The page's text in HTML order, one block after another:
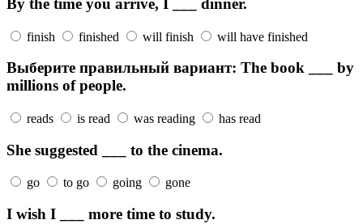
By the time you arrive, I ___ dinner.
finish finished will finish will have finished
Выберите правильный вариант: The book ___ by
millions of people.
reads is read was reading has read
She suggested ___ to the cinema.
go to go going gone
I wish I ___ more time to study.